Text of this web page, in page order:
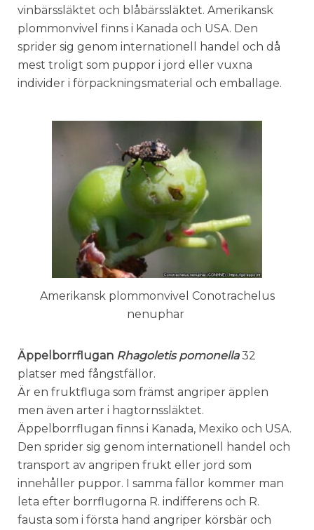
vinbärssläktet och blåbärssläktet. Amerikansk
plommonvivel finns i Kanada och USA. Den
sprider sig genom internationell handel och då
mest troligt som puppor i jord eller vuxna
individer i förpackningsmaterial och emballage.
Amerikansk plommonvivel Conotrachelus
nenuphar
Äppelborrflugan Rhagoletis pomonella32
platser med fångstfällor.
Är en fruktfluga som främst angriper äpplen
men även arter i hagtornssläktet.
Äppelborrflugan finns i Kanada, Mexiko och USA.
Den sprider sig genom internationell handel och
transport av angripen frukt eller jord som
innehåller puppor. I samma fällor kommer man
leta efter borrflugorna R. indifferens och R.
fausta som i första hand angriper körsbär och